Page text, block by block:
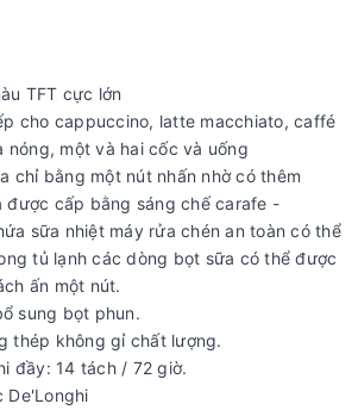
TFT cực lớn
cho cappuccino, latte macchiato, caffé
nóng, một và hai cốc và uống
chỉ bằng một nút nhấn nhờ có thêm
được cấp bằng sáng chế carafe -
sữa nhiệt máy rửa chén an toàn có thể
tủ lạnh các dòng bọt sữa có thể được
ấn một nút.
sung bọt phun.
thép không gỉ chất lượng.
đầy: 14 tách / 72 giờ.
De'Longhi